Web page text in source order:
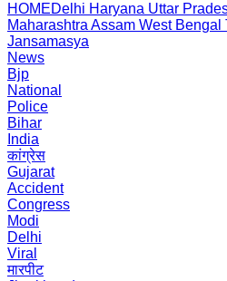
HOMEDelhi Haryana Uttar
Maharashtra Assam West Bengal
Jansamasya
News
Bjp
National
Police
Bihar
India
कांग्रेस
Gujarat
Accident
Congress
Modi
Delhi
Viral
मारपीट